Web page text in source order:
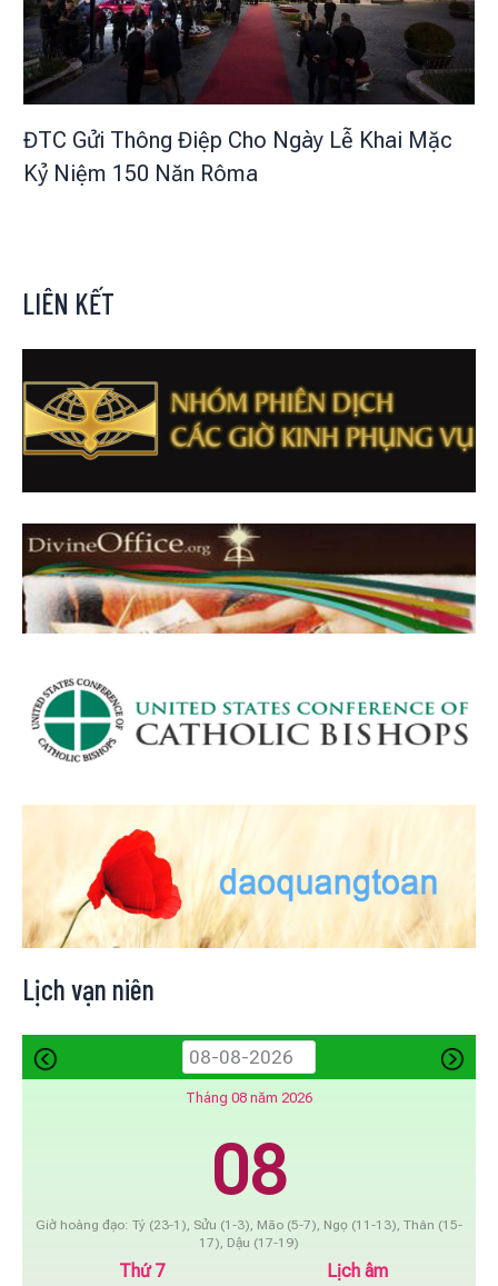
ĐTC Gửi Thông Điệp Cho Ngày Lễ Khai Mặc
Kỷ Niệm 150 Năn Rôma
LIÊN KẾT
Lịch vạn niên
Tháng 08 năm 2026
08
Giờ hoàng đạo: Tý (23-1), Sửu (1-3), Mão (5-7), Ngọ (11-13), Thân (15-
17), Dậu (17-19)
Thứ 7 Lịch âm